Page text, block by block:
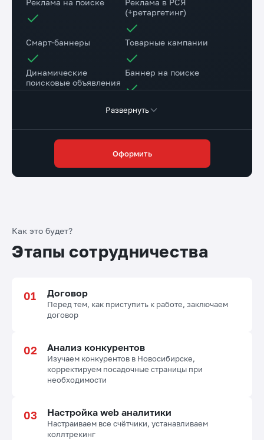
Реклама на поиске
Реклама в РСЯ
(+ретаргетинг)
Смарт-баннеры Товарные кампании
Динамические
поисковые объявления
Баннер на поиске
Коллтрекинг в подарок
Повышение конверсии сайта
Разработка страниц для a/b теста
Доступ в личный
Маркировка рекламы
Развернуть
Оформить
Как это будет?
Этапы сотрудничества
Договор
Перед тем, как приступить к работе, заключаем
договор
Анализ конкурентов
Изучаем конкурентов в Новосибирске,
корректируем посадочные страницы при
необходимости
Настройка web аналитики
Настраиваем все счётчики, устанавливаем
коллтрекинг